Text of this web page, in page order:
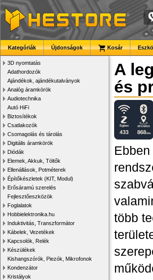
Kategóriák Újdonságok Kosár
3D nyomtatás
Adathordozók
Ajándékok, ajándékutalványok
Analóg áramkörök
Audiotechnika
Autó HiFi
Biztosítékok
Csatlakozók
Csomagolás és tárolás
Digitális áramkörök
Diódák
Elemek, Akkuk, Töltők
Ellenállások, Potméterek
Építőkészletek (KIT, Modul)
Erősáramú szerelés
Fejlesztőeszközök
Foglalatok
Hobbielektronika.hu
Induktivitás, Transzformátor
Kábelek, Vezetékek
Kapcsolók, Relék
Készülékek
Kishangszórók, Piezók, Mikrofonok
Kondenzátor
Kristályok
A
és
több